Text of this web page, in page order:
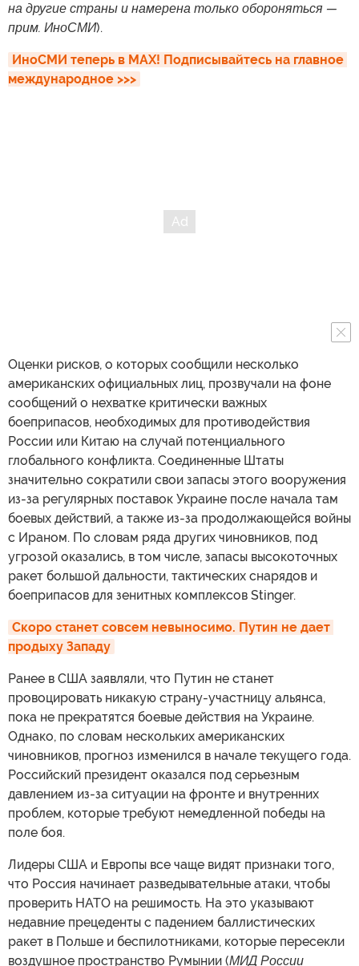
на другие страны и намерена только обороняться —
прим. ИноСМИ).
ИноСМИ теперь в MAX! Подписывайтесь на главное
международное >>>
Оценки рисков, о которых сообщили несколько
американских официальных лиц, прозвучали на фоне
сообщений о нехватке критически важных
боеприпасов, необходимых для противодействия
России или Китаю на случай потенциального
глобального конфликта. Соединенные Штаты
значительно сократили свои запасы этого вооружения
из-за регулярных поставок Украине после начала там
боевых действий, а также из-за продолжающейся войны
с Ираном. По словам ряда других чиновников, под
угрозой оказались, в том числе, запасы высокоточных
ракет большой дальности, тактических снарядов и
боеприпасов для зенитных комплексов Stinger.
Скоро станет совсем невыносимо. Путин не дает
продыху Западу
Ранее в США заявляли, что Путин не станет
провоцировать никакую страну-участницу альянса,
пока не прекратятся боевые действия на Украине.
Однако, по словам нескольких американских
чиновников, прогноз изменился в начале текущего года.
Российский президент оказался под серьезным
давлением из-за ситуации на фронте и внутренних
проблем, которые требуют немедленной победы на
поле боя.
Лидеры США и Европы все чаще видят признаки того,
что Россия начинает разведывательные атаки, чтобы
проверить НАТО на решимость. На это указывают
недавние прецеденты с падением баллистических
ракет в Польше и беспилотниками, которые пересекли
воздушное пространство Румынии (МИД России